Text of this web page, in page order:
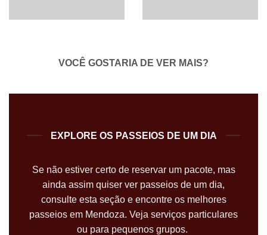
VOCÊ GOSTARIA DE VER MAIS?
EXPLORE OS PASSEIOS DE UM DIA
Se não estiver certo de reservar um pacote, mas
ainda assim quiser ver passeios de um dia,
consulte esta seção e encontre os melhores
passeios em Mendoza. Veja serviços particulares
ou para pequenos grupos.